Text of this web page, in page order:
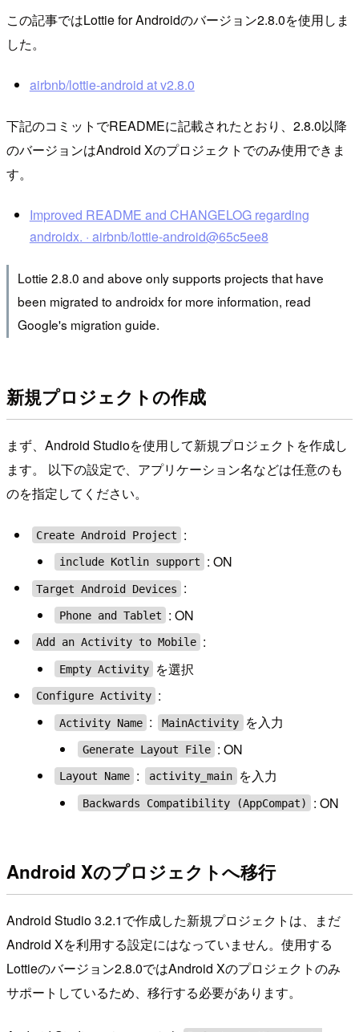
この記事ではLottie for Androidのバージョン2.8.0を使用しま
した。
airbnb/lottie-android at v2.8.0
下記のコミットでREADMEに記載されたとおり、2.8.0以降
のバージョンはAndroid Xのプロジェクトでのみ使用できま
す。
Improved README and CHANGELOG regarding
androidx. · airbnb/lottie-android@65c5ee8
Lottie 2.8.0 and above only supports projects that have
been migrated to androidx for more information, read
Google's migration guide.
新規プロジェクトの作成
まず、Android Studioを使用して新規プロジェクトを作成し
ます。 以下の設定で、アプリケーション名などは任意のも
のを指定してください。
Create Android Project :
include Kotlin support : ON
Target Android Devices :
Phone and Tablet : ON
Add an Activity to Mobile :
Empty Activity を選択
Configure Activity :
Activity Name : MainActivity を入力
Generate Layout File : ON
Layout Name : activity_main を入力
Backwards Compatibility (AppCompat) : ON
Android Xのプロジェクトへ移行
Android Studio 3.2.1で作成した新規プロジェクトは、まだ
Android Xを利用する設定にはなっていません。使用する
Lottieのバージョン2.8.0ではAndroid Xのプロジェクトのみ
サポートしているため、移行する必要があります。